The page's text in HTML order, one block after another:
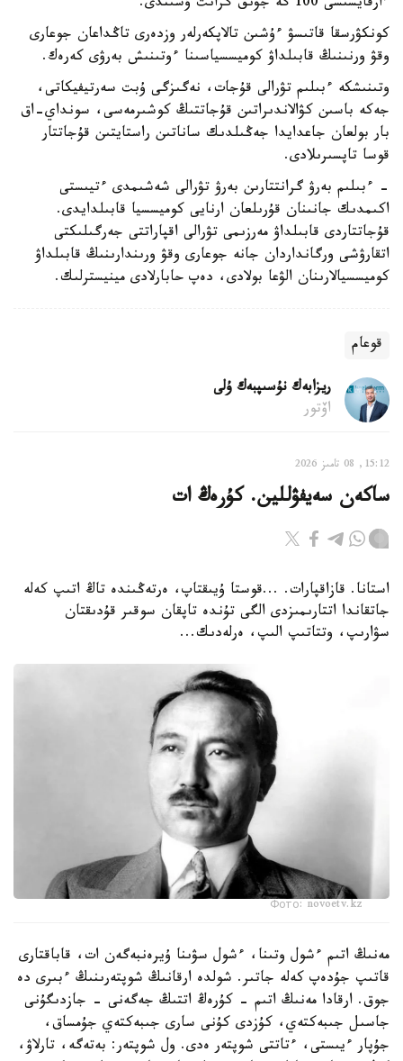
كونكۋرسقا قاتىسۋ ءۇشىن تالاپكەرلەر وزدەرى تاڭداعان جوعارى
وقۋ ورنىنىڭ قابىلداۋ كوميسسياسىنا ءوتىنىش بەرۋى كەرەك.
وتىنىشكە ءبىلىم تۋرالى قۇجات، نەگىزگى ۇبت سەرتيفيكاتى،
جەكە باسىن كۋالاندىراتىن قۇجاتتىڭ كوشىرمەسى، سونداي-اق
بار بولعان جاعدايدا جەڭىلدىك ساناتىن راستايتىن قۇجاتتار
قوسا تاپسىرىلادى.
- ءبىلىم بەرۋ گرانتتارىن بەرۋ تۋرالى شەشىمدى ءتيىستى
اكىمدىك جانىنان قۇرىلعان ارنايى كوميسسيا قابىلدايدى.
قۇجاتتاردى قابىلداۋ مەرزىمى تۋرالى اقپاراتتى جەرگىلىكتى
اتقارۋشى ورگانداردان جانە جوعارى وقۋ ورىندارىنىڭ قابىلداۋ
كوميسسيالارىنان الۋعا بولادى، دەپ حابارلادى مينيسترلىك.
قوعام
ريزابەك نۇسىپبەك ۇلى
اۆتور
15:12, 08 تامىز 2026
ساكەن سەيفۋللين. كۇرەڭ ات
استانا. قازاقپارات. ...قوستا ۇيىقتاپ، ەرتەڭىندە تاڭ اتىپ كەلە
جاتقاندا اتتارىمىزدى الگى تۇندە تاپقان سوقىر قۇدىقتان
سۋارىپ، وتتاتىپ الىپ، ەرلەدىك...
Фото: novoetv.kz
مەنىڭ اتىم ءشول وتىنا، ءشول سۋىنا ۇيرەنبەگەن ات، قاباقتارى
قاتىپ جۇدەپ كەلە جاتىر. شولدە ارقانىڭ شوپتەرىنىڭ ءبىرى دە
جوق. ارقادا مەنىڭ اتىم - كۇرەڭ اتتىڭ جەگەنى - جازدىگۇنى
جاسىل جىبەكتەي، كۇزدى كۇنى سارى جىبەكتەي جۇمساق،
جۇپار ءيىستى، ءتاتتى شوپتەر ەدى. ول شوپتەر: بەتەگە، تارلاۋ،